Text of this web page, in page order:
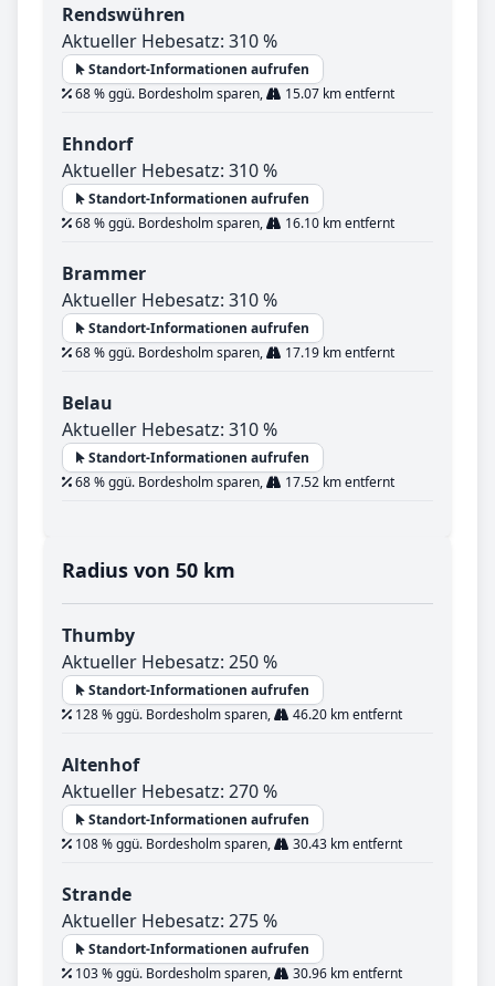
Rendswühren
Aktueller Hebesatz: 310 %
Standort-Informationen aufrufen
68 % ggü. Bordesholm sparen,
15.07 km entfernt
Ehndorf
Aktueller Hebesatz: 310 %
Standort-Informationen aufrufen
68 % ggü. Bordesholm sparen,
16.10 km entfernt
Brammer
Aktueller Hebesatz: 310 %
Standort-Informationen aufrufen
68 % ggü. Bordesholm sparen,
17.19 km entfernt
Belau
Aktueller Hebesatz: 310 %
Standort-Informationen aufrufen
68 % ggü. Bordesholm sparen,
17.52 km entfernt
Radius von 50 km
Thumby
Aktueller Hebesatz: 250 %
Standort-Informationen aufrufen
128 % ggü. Bordesholm sparen,
46.20 km entfernt
Altenhof
Aktueller Hebesatz: 270 %
Standort-Informationen aufrufen
108 % ggü. Bordesholm sparen,
30.43 km entfernt
Strande
Aktueller Hebesatz: 275 %
Standort-Informationen aufrufen
103 % ggü. Bordesholm sparen,
30.96 km entfernt